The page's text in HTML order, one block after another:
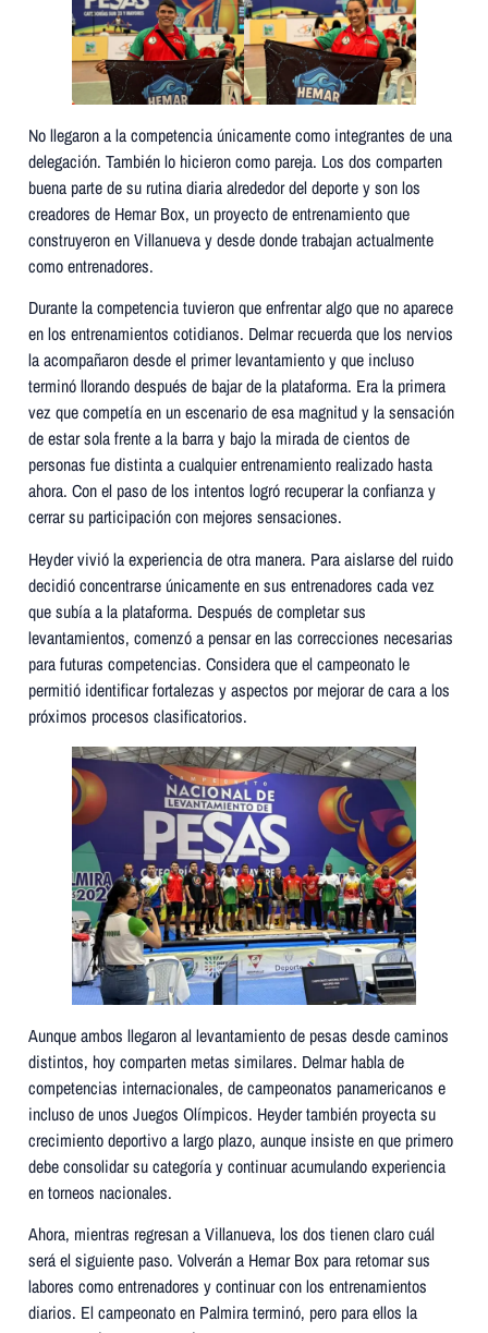
No llegaron a la competencia únicamente como integrantes de una
delegación. También lo hicieron como pareja. Los dos comparten
buena parte de su rutina diaria alrededor del deporte y son los
creadores de Hemar Box, un proyecto de entrenamiento que
construyeron en Villanueva y desde donde trabajan actualmente
como entrenadores.
Durante la competencia tuvieron que enfrentar algo que no aparece
en los entrenamientos cotidianos. Delmar recuerda que los nervios
la acompañaron desde el primer levantamiento y que incluso
terminó llorando después de bajar de la plataforma. Era la primera
vez que competía en un escenario de esa magnitud y la sensación
de estar sola frente a la barra y bajo la mirada de cientos de
personas fue distinta a cualquier entrenamiento realizado hasta
ahora. Con el paso de los intentos logró recuperar la confianza y
cerrar su participación con mejores sensaciones.
Heyder vivió la experiencia de otra manera. Para aislarse del ruido
decidió concentrarse únicamente en sus entrenadores cada vez
que subía a la plataforma. Después de completar sus
levantamientos, comenzó a pensar en las correcciones necesarias
para futuras competencias. Considera que el campeonato le
permitió identificar fortalezas y aspectos por mejorar de cara a los
próximos procesos clasificatorios.
Aunque ambos llegaron al levantamiento de pesas desde caminos
distintos, hoy comparten metas similares. Delmar habla de
competencias internacionales, de campeonatos panamericanos e
incluso de unos Juegos Olímpicos. Heyder también proyecta su
crecimiento deportivo a largo plazo, aunque insiste en que primero
debe consolidar su categoría y continuar acumulando experiencia
en torneos nacionales.
Ahora, mientras regresan a Villanueva, los dos tienen claro cuál
será el siguiente paso. Volverán a Hemar Box para retomar sus
labores como entrenadores y continuar con los entrenamientos
diarios. El campeonato en Palmira terminó, pero para ellos la